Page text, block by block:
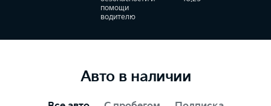
помощи
водителю
Авто в наличии